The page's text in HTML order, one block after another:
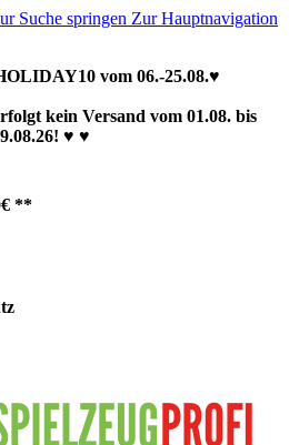
Suche springen Zur Hauptnavigation
vom 06.-25.08.♥
kein Versand vom 01.08. bis
♥ ♥
**